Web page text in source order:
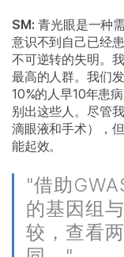
SM: 青光眼是一种
意识不到自己已经
不可逆转的失明。
最高的人群。我们
10%的人早10年患
别出这些人。尽管
滴眼液和手术），
能起效。
"借助
的基因组
较，查看